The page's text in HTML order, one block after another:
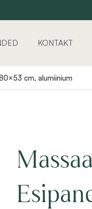
KONTAKT
cm, alumiinium